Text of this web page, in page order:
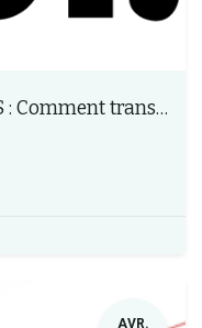
Savoir pitcher son projet ESS : Comment transmettre un nouvel imaginaire entrepreneurial ?
AVR.